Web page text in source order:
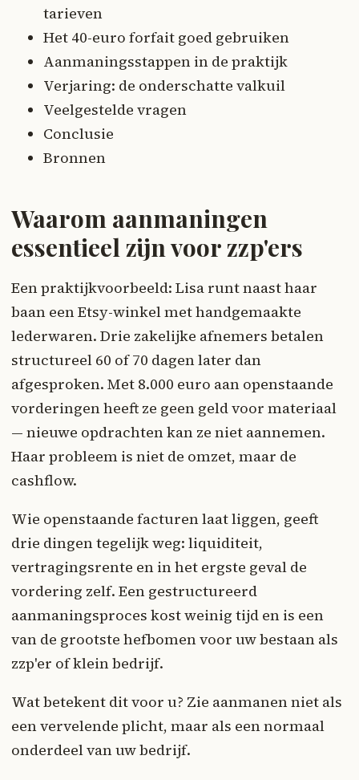
tarieven
Het 40-euro forfait goed gebruiken
Aanmaningsstappen in de praktijk
Verjaring: de onderschatte valkuil
Veelgestelde vragen
Conclusie
Bronnen
Waarom aanmaningen
essentieel zijn voor zzp'ers
Een praktijkvoorbeeld: Lisa runt naast haar
baan een Etsy-winkel met handgemaakte
lederwaren. Drie zakelijke afnemers betalen
structureel 60 of 70 dagen later dan
afgesproken. Met 8.000 euro aan openstaande
vorderingen heeft ze geen geld voor materiaal
— nieuwe opdrachten kan ze niet aannemen.
Haar probleem is niet de omzet, maar de
cashflow.
Wie openstaande facturen laat liggen, geeft
drie dingen tegelijk weg: liquiditeit,
vertragingsrente en in het ergste geval de
vordering zelf. Een gestructureerd
aanmaningsproces kost weinig tijd en is een
van de grootste hefbomen voor uw bestaan als
zzp'er of klein bedrijf.
Wat betekent dit voor u? Zie aanmanen niet als
een vervelende plicht, maar als een normaal
onderdeel van uw bedrijf.